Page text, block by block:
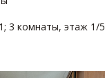
3 комнаты, этаж 1/5